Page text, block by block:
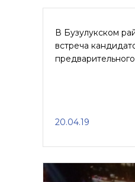
В Бузулукском
встреча
20.04.19